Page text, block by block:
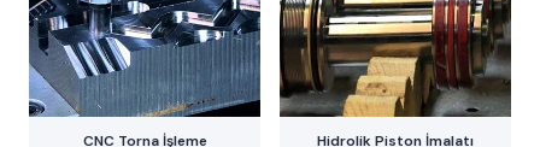
CNC Torna İşleme Hidrolik Piston İmalatı